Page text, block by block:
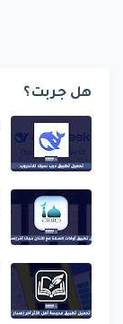
هل جربت؟